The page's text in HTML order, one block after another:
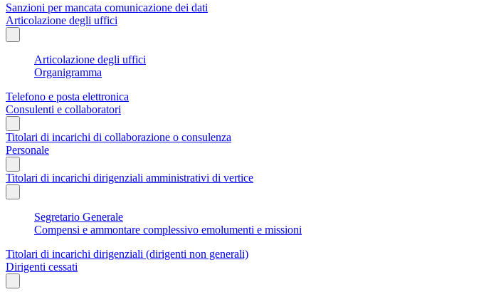
Sanzioni per mancata comunicazione dei dati
Articolazione degli uffici
Articolazione degli uffici
Organigramma
Telefono e posta elettronica
Consulenti e collaboratori
Titolari di incarichi di collaborazione o consulenza
Personale
Titolari di incarichi dirigenziali amministrativi di vertice
Segretario Generale
Compensi e ammontare complessivo emolumenti e missioni
Titolari di incarichi dirigenziali (dirigenti non generali)
Dirigenti cessati